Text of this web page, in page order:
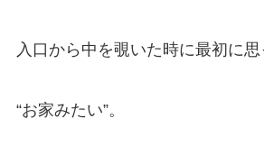
入口から中を覗いた時に最初に思
“お家みたい”。